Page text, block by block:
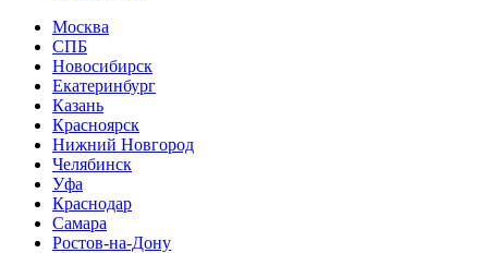
Москва
СПБ
Новосибирск
Екатеринбург
Казань
Красноярск
Нижний Новгород
Челябинск
Уфа
Краснодар
Самара
Ростов-на-Дону